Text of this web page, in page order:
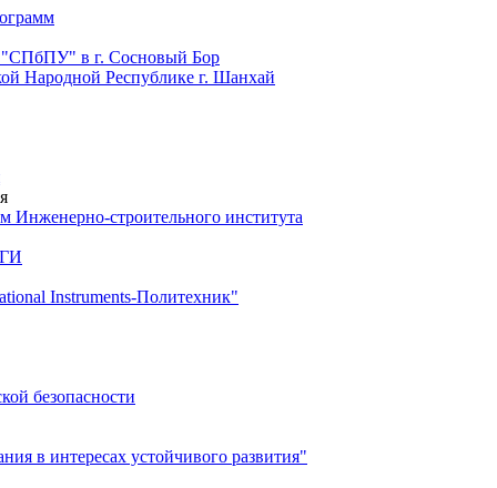
"СПбПУ" в г. Сосновый Бор
Народной Республике г. Шанхай
строительного института
Instruments-Политехник"
безопасности
в интересах устойчивого развития"